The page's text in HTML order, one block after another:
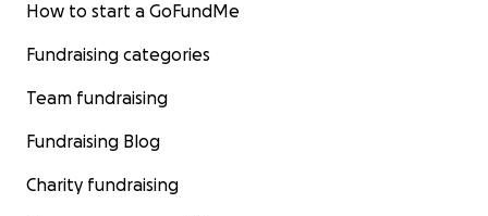
How to start a GoFundMe
Fundraising categories
Team fundraising
Fundraising Blog
Charity fundraising